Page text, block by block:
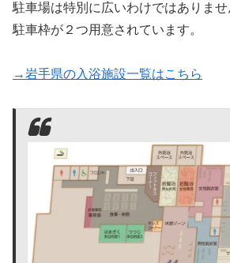
駐車場は特別に広いわけではありま
駐車枠が２つ用意されています。
→岩手県の入浴施設一覧はこちら